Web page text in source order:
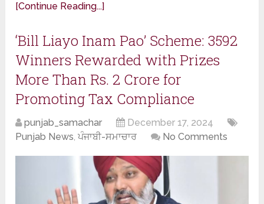
[Continue Reading...]
‘Bill Liayo Inam Pao’ Scheme: 3592
Winners Rewarded with Prizes
More Than Rs. 2 Crore for
Promoting Tax Compliance
punjab_samachar
December 17, 2024
Punjab News,ਪੰਜਾਬੀ-ਸਮਾਚਾਰ No Comments